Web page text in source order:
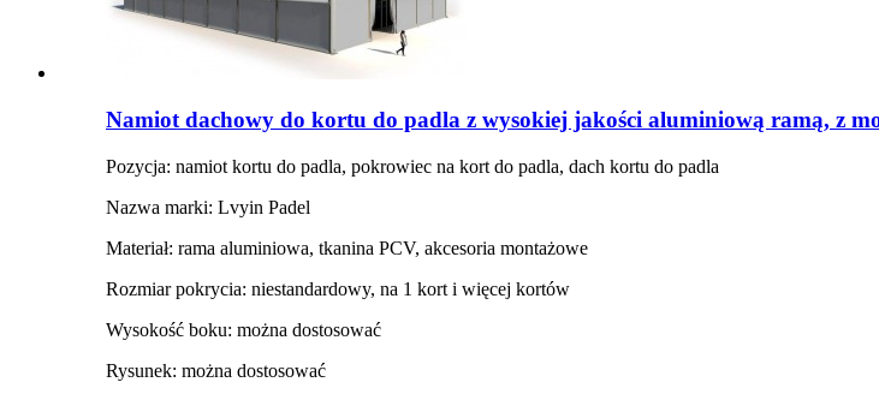
Namiot dachowy do kortu do padla z wysokiej jakości aluminiową ramą, z
Pozycja: namiot kortu do padla, pokrowiec na kort do padla, dach kortu do padla
Nazwa marki: Lvyin Padel
Materiał: rama aluminiowa, tkanina PCV, akcesoria montażowe
Rozmiar pokrycia: niestandardowy, na 1 kort i więcej kortów
Wysokość boku: można dostosować
Rysunek: można dostosować